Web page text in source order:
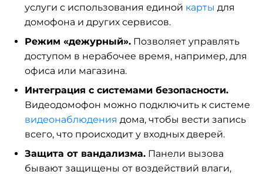
услуги с использования единой карты для
домофона и других сервисов.
Режим «дежурный».Позволяет управлять
доступом в нерабочее время, например, для
офиса или магазина.
Интеграция с системами безопасности.
Видеодомофон можно подключить к системе
видеонаблюдения дома, чтобы вести запись
всего, что происходит у входных дверей.
Защита от вандализма.Панели вызова
бывают защищены от воздействий влаги,